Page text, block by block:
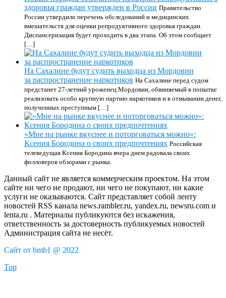
здоровья граждан утвержден в России Правительство
России утвердило перечень обследований и медицинских
вмешательств для оценки репродуктивного здоровья граждан.
Диспансеризация будет проходить в два этапа. Об этом сообщает
[…]
На Сахалине будут судить выходца из Мордовии
за распространение наркотиков На Сахалине перед судом
предстанет 27-летний уроженец Мордовии, обвиняемый в попытке
реализовать особо крупную партию наркотиков и в отмывании денег,
полученных преступным […]
«Мне на рынке вкуснее и поторговаться можно»:
Ксения Бородина о своих предпочтениях Российская
телеведущая Ксения Бородина вчера днем радовала своих
фолловеров обзорами с рынка.
Данный сайт не является коммерческим проектом. На этом
сайте ни чего не продают, ни чего не покупают, ни какие
услуги не оказываются. Сайт представляет собой ленту
новостей RSS канала news.rambler.ru, yandex.ru, newsru.com и
lenta.ru . Материалы публикуются без искажения,
ответственность за достоверность публикуемых новостей
Администрация сайта не несёт.
Сайт от bmb1 @ 2022
Top